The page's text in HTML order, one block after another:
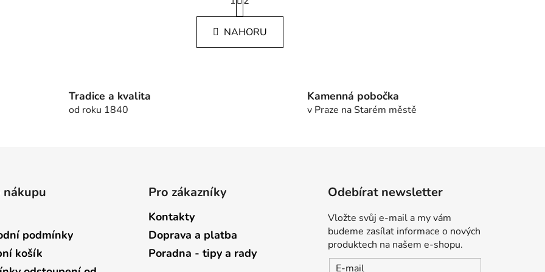
O
v
l
á
r
n
k
NAHORU
Tradice a kvalita
od roku 1840
Kamenná pobočka
v Praze na Starém městě
nákupu
podmínky
košík
Pro zákazníky
Kontakty
Doprava a platba
Poradna - tipy a rady
Odebírat newsletter
Vložte svůj e-mail a my vám
budeme zasílat informace o nových
produktech na našem e-shopu.
E-mail